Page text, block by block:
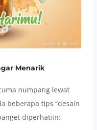
Menarik
numpang lewat
beberapa tips “desain
diperhatiin: